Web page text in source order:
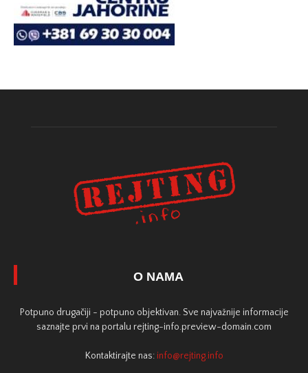
O NAMA
Potpuno drugačiji - potpuno objektivan. Sve najvažnije informacije
saznajte prvi na portalu rejting-info.preview-domain.com
Kontaktirajte nas: info@rejting.info